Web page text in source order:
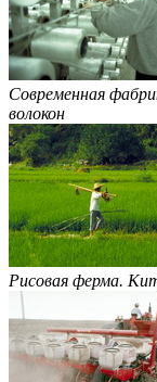
Современная
волокон
Рисовая ферма.